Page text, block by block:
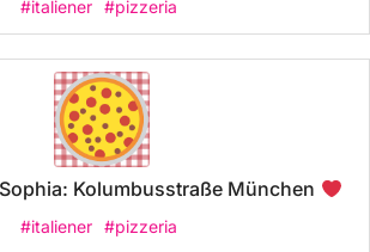
#italiener #pizzeria
Kolumbusstraße München
#italiener #pizzeria